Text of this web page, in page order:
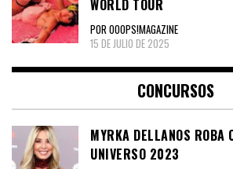
WORLD TOUR
POR OOOPS!MAGAZINE
15 DE JULIO DE 2025
CONCURSOS
MYRKA DELLANOS ROBA
UNIVERSO 2023